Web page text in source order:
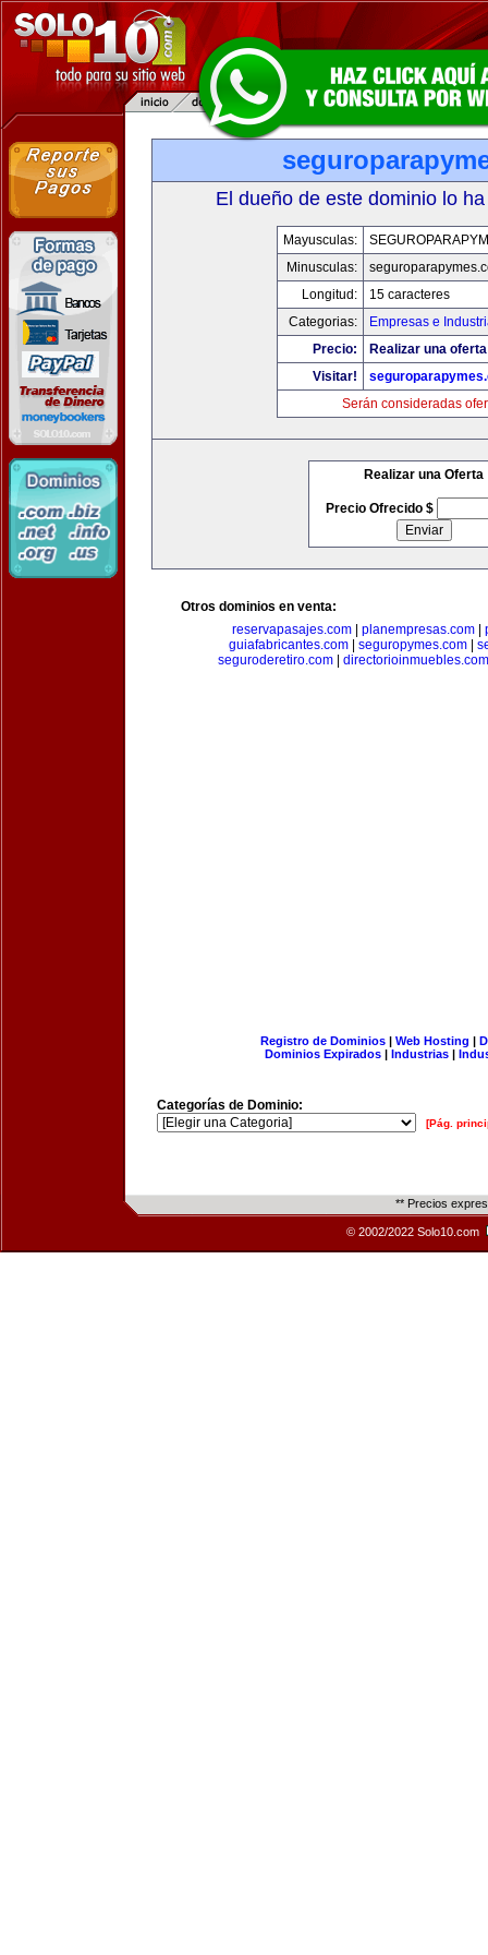
El dueño de este dominio lo
Mayusculas:
Minusculas:
Longitud:
15 caracteres
Categorias:
Empresas e
Precio:
Realizar una
Visitar!
Serán consideradas
Realizar una Oferta
Precio Ofrecido $
Otros dominios en venta:
reservapasajes.com
planempresas.com
guiafabricantes.com| seguropymes.com|
seguroderetiro.com| directorioinmuebles.com
Registro de Dominios| Web Hosting |
Dominios Expirados | Industrias |
Categorías de Dominio:
[Pág.
** Precios
© 2002/2022 Solo10.com